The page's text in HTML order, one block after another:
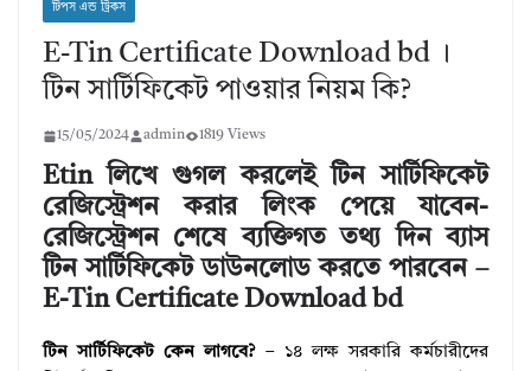
টিপস এন্ড ট্রিকস
E-Tin Certificate Download bd ।
টিন সার্টিফিকেট পাওয়ার নিয়ম কি?
15/05/2024 admin 1819 Views
Etin লিখে গুগল করলেই টিন সার্টিফিকেট
রেজিস্ট্রেশন করার লিংক পেয়ে যাবেন-
রেজিস্ট্রেশন শেষে ব্যক্তিগত তথ্য দিন ব্যাস
টিন সার্টিফিকেট ডাউনলোড করতে পারবেন –
E-Tin Certificate Download bd
টিন সার্টিফিকেট কেন লাগবে?– ১৪ লক্ষ সরকারি কর্মচারীদের